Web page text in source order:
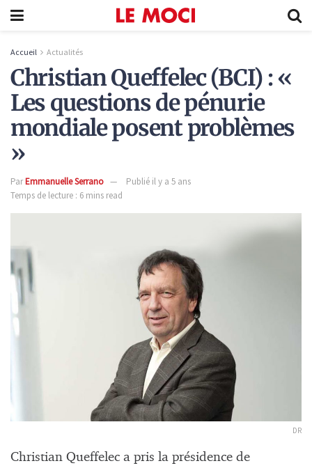
Accueil Actualités
Christian Queffelec (BCI) : «
Les questions de pénurie
mondiale posent problèmes
»
ParEmmanuelle Serrano
Publié il y a 5 ans
Temps de lecture : 6 mins read
DR
Christian Queffelec a pris la présidence de